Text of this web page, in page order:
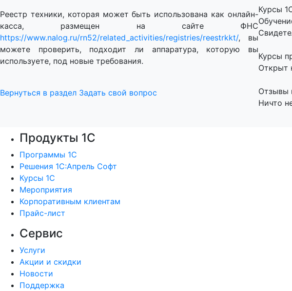
Реестр техники, которая может быть использована как онлайн-
касса, размещен на сайте ФНС
https://www.nalog.ru/rn52/related_activities/registries/reestrkkt/, вы
можете проверить, подходит ли аппаратура, которую вы
используете, под новые требования.
Вернуться в раздел Задать свой вопрос
Курсы
Курсы
Открыт
Отзывы
Ничто
Продукты 1С
Программы 1С
Решения 1С:Апрель Софт
Курсы 1С
Мероприятия
Корпоративным клиентам
Прайс-лист
Сервис
Услуги
Акции и скидки
Новости
Поддержка